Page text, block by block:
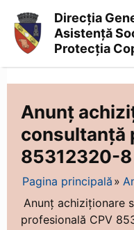
Asistență
Socială
și
Protecția
Copilului
Direcția
Asistență
Protecția
Anunț
consultanță
85312320-8
Pagina principală
Anunț achiziționare
profesională CPV